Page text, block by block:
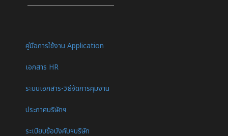
คู่มือการใช้งาน Application
เอกสาร HR
ระบบเอกสาร-วิธีจัดการคุมงาน
ประกาศบริษัทฯ
ระเบียบข้อบังคับฯบริษัท